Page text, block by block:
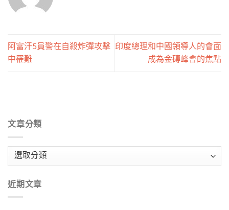
阿富汗5員警在自殺炸彈攻擊
中罹難
印度總理和中國領導人的會面
成為金磚峰會的焦點
文章分類
類
近期文章